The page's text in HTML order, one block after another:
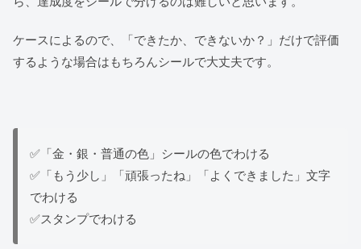
ケースによるので、「できたか、できないか？」だけで評価
するような場合はもちろんシールで大丈夫です。
✅「金・銀・普通の色」シールの色でわける
✅「もう少し」「頑張ったね」「よくできました」文字
でわける
✅スタンプでわける